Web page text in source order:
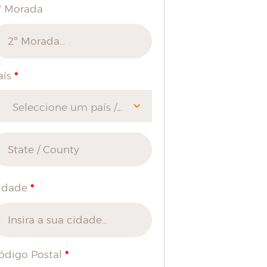
Morada
*
Seleccione um país / região…
*
Postal *